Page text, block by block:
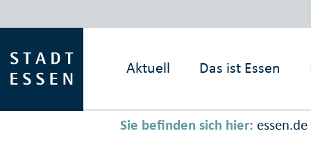
Aktuell Das ist Essen
Sie befinden sich hier: essen.de